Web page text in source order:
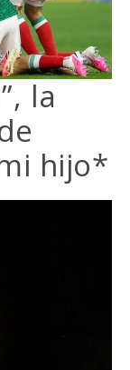
la
hijo*